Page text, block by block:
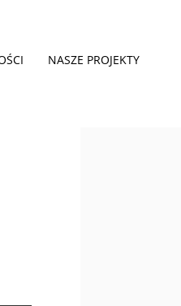
NASZE PROJEKTY